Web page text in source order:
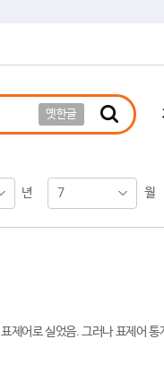
옛한글
년 7 월
제어로 실었음. 그러나 표제어 통